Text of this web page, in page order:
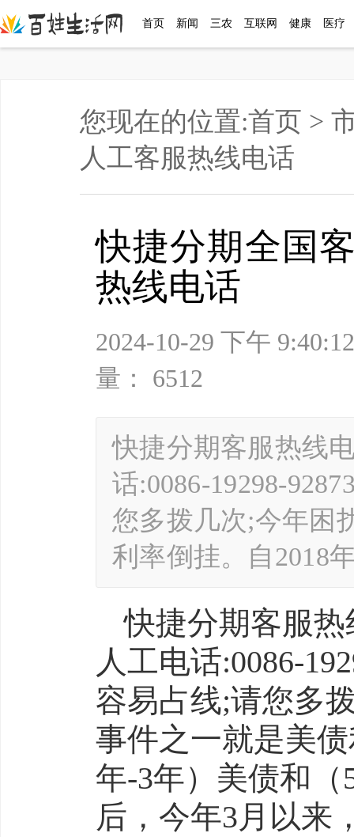
首页 新闻 三农 互联网 健康 医疗
您现在的位置:首页 >
人工客服热线电话
快捷分期全国
热线电话
2024-10-29 下午
量： 6512
快捷分期客服热线
话:0086-19298-
您多拨几次;今年困
利率倒挂。自2018
快捷分期客服热
人工电话:0086-
容易占线;请您多
事件之一就是美
年-3年）美债和
后，今年3月以来